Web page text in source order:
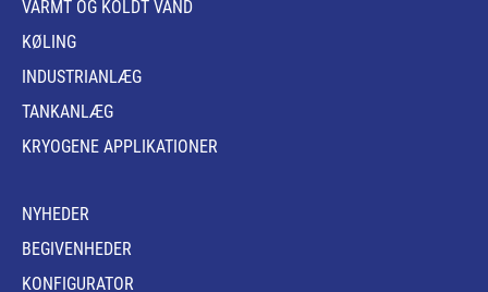
VARMT OG KOLDT VAND
KØLING
INDUSTRIANLÆG
TANKANLÆG
KRYOGENE APPLIKATIONER
NYHEDER
BEGIVENHEDER
KONFIGURATOR